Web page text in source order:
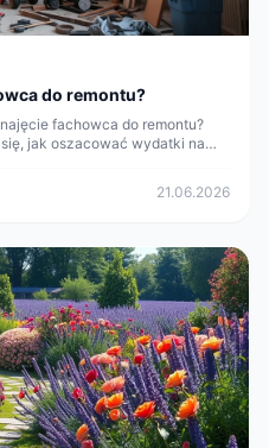
do remontu?
fachowca do remontu?
jak oszacować wydatki na
21.06.2026